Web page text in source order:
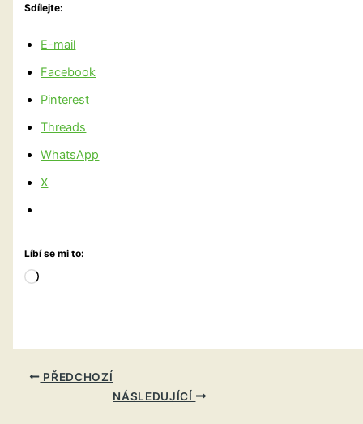
Sdílejte:
E-mail
Facebook
Pinterest
Threads
WhatsApp
X
Líbí se mi to:
Načítání…
PŘEDCHOZÍ
NÁSLEDUJÍCÍ